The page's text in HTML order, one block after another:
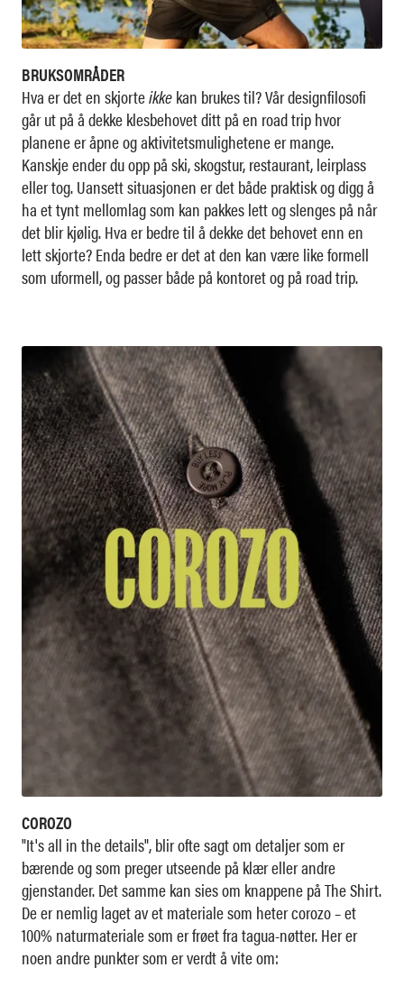
BRUKSOMRÅDER
Hva er det en skjorteikkekan brukes til? Vår designfilosofi
går ut på å dekke klesbehovet ditt på en road trip hvor
planene er åpne og aktivitetsmulighetene er mange.
Kanskje ender du opp på ski, skogstur, restaurant, leirplass
eller tog. Uansett situasjonen er det både praktisk og digg å
ha et tynt mellomlag som kan pakkes lett og slenges på når
det blir kjølig. Hva er bedre til å dekke det behovet enn en
lett skjorte? Enda bedre er det at den kan være like formell
som uformell, og passer både på kontoret og på road trip.
COROZO
"It's all in the details", blir ofte sagt om detaljer som er
bærende og som preger utseende på klær eller andre
gjenstander. Det samme kan sies om knappene på The Shirt.
De er nemlig laget av et materiale som heter corozo – et
100% naturmateriale som er frøet fra tagua-nøtter. Her er
noen andre punkter som er verdt å vite om: